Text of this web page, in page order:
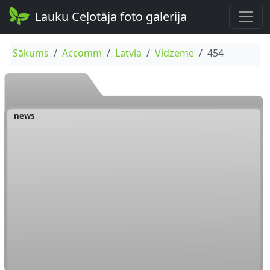
Lauku Ceļotāja foto galerija
Sākums Accomm Latvia Vidzeme 454
news